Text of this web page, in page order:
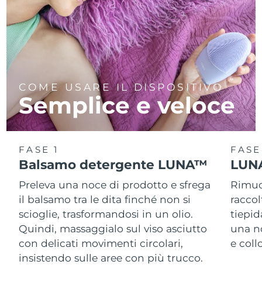
COME USARE IL DISPOSITIVO
Semplice e veloce
FASE 1
Balsamo detergente LUNA™
Preleva una noce di prodotto e sfrega
il balsamo tra le dita finché non si
scioglie, trasformandosi in un olio.
Quindi, massaggialo sul viso asciutto
con delicati movimenti circolari,
insistendo sulle aree con più trucco.
una
e